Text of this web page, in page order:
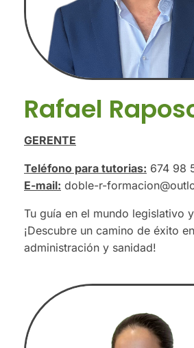
Rafael
GERENTE
Teléfono para tutorias: 674 98
E-mail: doble-r-
Tu guía en el mundo legislativo
¡Descubre un camino de éxito en
administración y sanidad!